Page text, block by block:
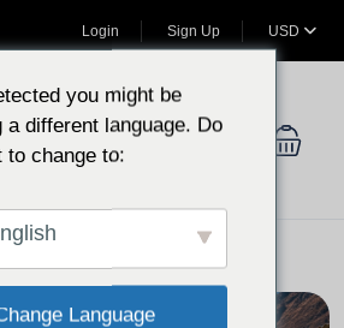
Login Sign Up USD
you might be
a different language. Do
to change to:
Language